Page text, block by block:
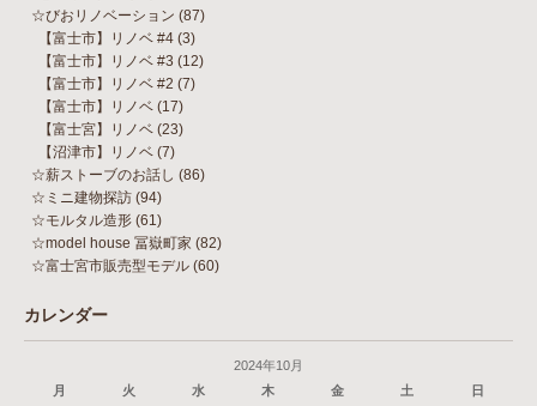
☆びおリノベーション (87)
【富士市】リノベ #4 (3)
【富士市】リノベ #3 (12)
【富士市】リノベ #2 (7)
【富士市】リノベ (17)
【富士宮】リノベ (23)
【沼津市】リノベ (7)
☆薪ストーブのお話し (86)
☆ミニ建物探訪 (94)
☆モルタル造形 (61)
☆model house 冨嶽町家 (82)
☆富士宮市販売型モデル (60)
カレンダー
2024年10月
月
火 水 木 金 土
日